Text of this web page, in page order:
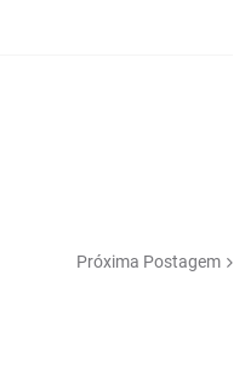
Próxima Postagem